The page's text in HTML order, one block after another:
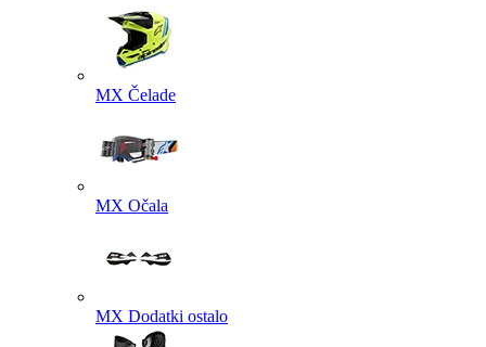
MX Čelade
MX Očala
MX Dodatki ostalo